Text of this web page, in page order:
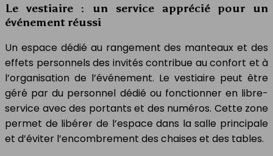
Le vestiaire : un service apprécié pour un
événement réussi
Un espace dédié au rangement des manteaux et des
effets personnels des invités contribue au confort et à
l’organisation de l’événement. Le vestiaire peut être
géré par du personnel dédié ou fonctionner en libre-
service avec des portants et des numéros. Cette zone
permet de libérer de l’espace dans la salle principale
et d’éviter l’encombrement des chaises et des tables.